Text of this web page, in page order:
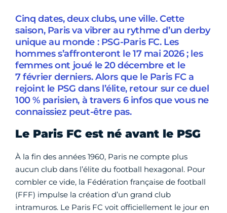
Cinq dates, deux clubs, une ville. Cette
saison, Paris va vibrer au rythme d’un derby
unique au monde : PSG-Paris FC. Les
hommes s’affronteront le 17 mai 2026 ; les
femmes ont joué le 20 décembre et le
7 février derniers. Alors que le Paris FC a
rejoint le PSG dans l’élite, retour sur ce duel
100 % parisien, à travers 6 infos que vous ne
connaissiez peut-être pas.
Le Paris FC est né avant le PSG
À la fin des années 1960, Paris ne compte plus
aucun club dans l’élite du football hexagonal. Pour
combler ce vide, la Fédération française de football
(FFF) impulse la création d’un grand club
intramuros. Le Paris FC voit officiellement le jour en